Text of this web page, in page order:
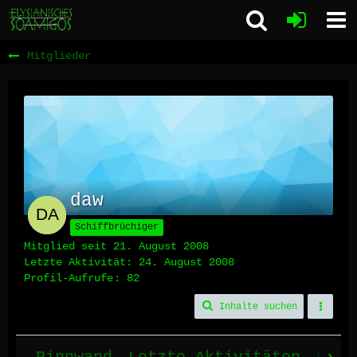
Mitglieder
daw
Schiffbrüchiger
Mitglied seit 21. August 2008
Letzte Aktivität: 24. August 2008
Profil-Aufrufe
82
Inhalte suchen